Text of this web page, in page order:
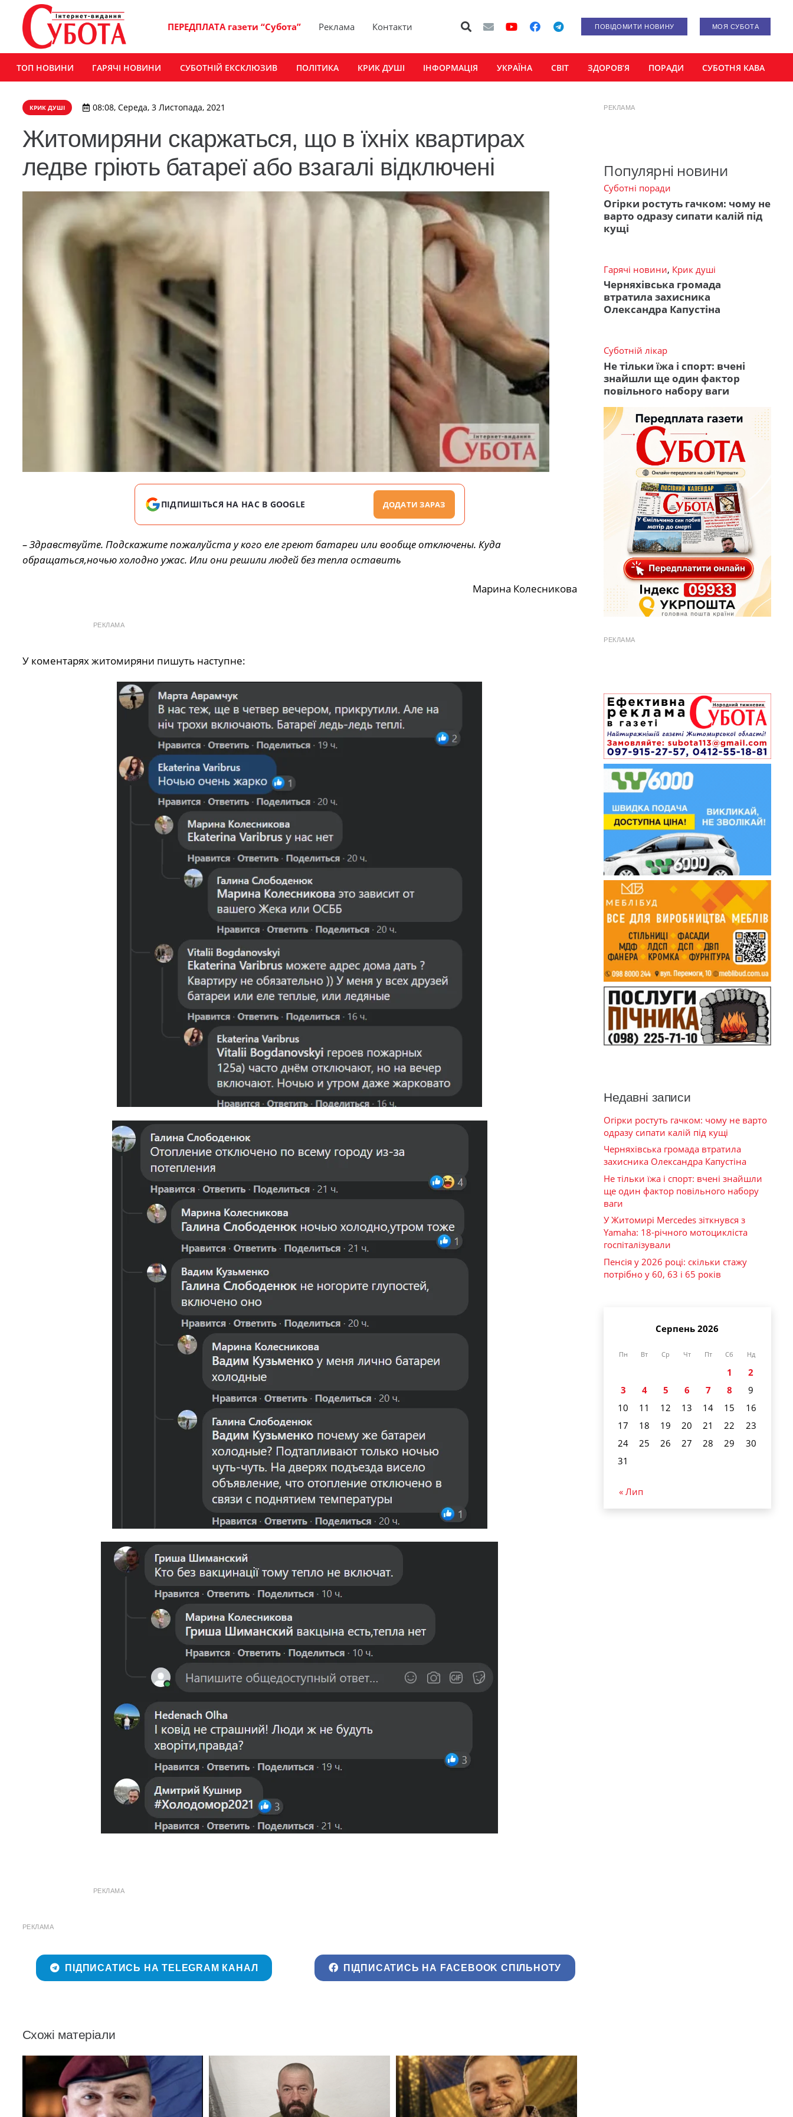
ПЕРЕДПЛАТА газети “Субота” Реклама Контакти ПОВІДОМИТИ НОВИНУ МОЯ СУБОТА
ТОП НОВИНИ ГАРЯЧІ НОВИНИ СУБОТНІЙ ЕКСКЛЮЗИВ ПОЛІТИКА КРИК ДУШІ ІНФОРМАЦІЯ УКРАЇНА СВІТ ЗДОРОВ’Я ПОРАДИ СУБОТНЯ КАВА
КРИК ДУШІ 08:08, Середа, 3 Листопада, 2021
Житомиряни скаржаться, що в їхніх квартирах
ледве гріють батареї або взагалі відключені
ПІДПИШІТЬСЯ НА НАС В GOOGLE ДОДАТИ ЗАРАЗ
– Здравствуйте. Подскажите пожалуйста у кого еле греют батареи или вообще отключены. Куда
обращаться,ночью холодно ужас. Или они решили людей без тепла оставить
Марина Колесникова
РЕКЛАМА
У коментарях житомиряни пишуть наступне:
РЕКЛАМА
РЕКЛАМА
ПІДПИСАТИСЬ НА TELEGRAM КАНАЛ ПІДПИСАТИСЬ НА FACEBOOK СПІЛЬНОТУ
Схожі матеріали
РЕКЛАМА
Популярні новини
Суботні поради
Огірки ростуть гачком: чому не
варто одразу сипати калій під
кущі
Гарячі новини, Крик душі
Черняхівська громада
втратила захисника
Олександра Капустіна
Суботній лікар
Не тільки їжа і спорт: вчені
знайшли ще один фактор
повільного набору ваги
РЕКЛАМА
Недавні записи
Огірки ростуть гачком: чому не варто
одразу сипати калій під кущі
Черняхівська громада втратила
захисника Олександра Капустіна
Не тільки їжа і спорт: вчені знайшли
ще один фактор повільного набору
ваги
У Житомирі Mercedes зіткнувся з
Yamaha: 18-річного мотоцикліста
госпіталізували
Пенсія у 2026 році: скільки стажу
потрібно у 60, 63 і 65 років
Серпень 2026
Пн Вт Ср Чт Пт Сб Нд
1
2
3
4 5 6 7 8
9
10
11 12 13 14 15
16
17
18 19 20 21 22
23
24
25 26 27 28 29
30
31
« Лип